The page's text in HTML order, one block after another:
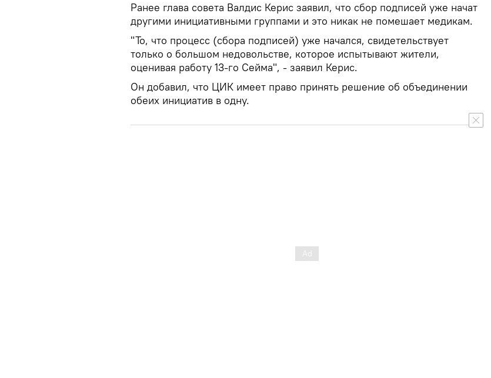
​Ранее глава совета Валдис Керис заявил, что сбор подписей уже начат
другими инициативными группами и это никак не помешает медикам.
"То, что процесс (сбора подписей) уже начался, свидетельствует
только о большом недовольстве, которое испытывают жители,
оценивая работу 13-го Сейма", - заявил Керис.
Он добавил, что ЦИК имеет право принять решение об объединении
обеих инициатив в одну.